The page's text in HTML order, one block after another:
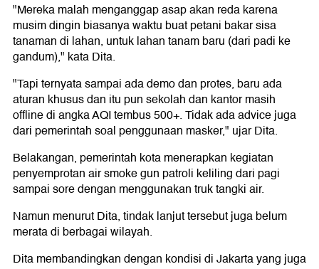
"Mereka malah menganggap asap akan reda karena
musim dingin biasanya waktu buat petani bakar sisa
tanaman di lahan, untuk lahan tanam baru (dari padi ke
gandum)," kata Dita.
"Tapi ternyata sampai ada demo dan protes, baru ada
aturan khusus dan itu pun sekolah dan kantor masih
offline di angka AQI tembus 500+. Tidak ada advice juga
dari pemerintah soal penggunaan masker," ujar Dita.
Belakangan, pemerintah kota menerapkan kegiatan
penyemprotan air smoke gun patroli keliling dari pagi
sampai sore dengan menggunakan truk tangki air.
Namun menurut Dita, tindak lanjut tersebut juga belum
merata di berbagai wilayah.
Dita membandingkan dengan kondisi di Jakarta yang juga